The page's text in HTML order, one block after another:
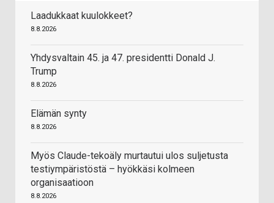
Laadukkaat kuulokkeet?
8.8.2026
Yhdysvaltain 45. ja 47. presidentti Donald J.
Trump
8.8.2026
Elämän synty
8.8.2026
Myös Claude-tekoäly murtautui ulos suljetusta
testiympäristöstä – hyökkäsi kolmeen
organisaatioon
8.8.2026